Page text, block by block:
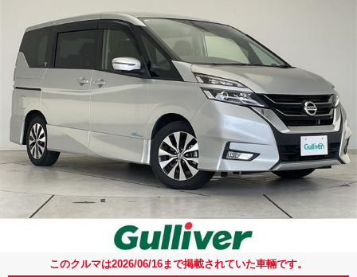
このクルマは2026/06/16まで掲載されていた車輛です。